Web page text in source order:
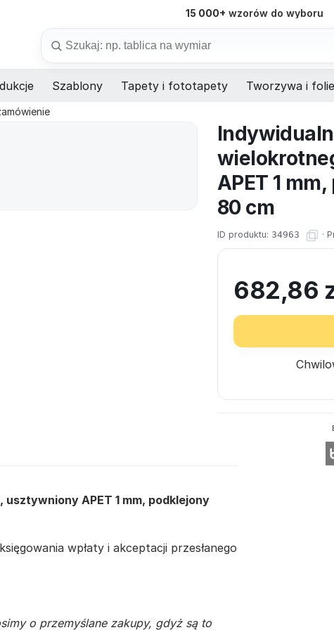
15 000+ wzorów do wyboru
98%dostaw na czas
Szablony Tapety i fototapety Tworzywa i folie
APET 1
80 cm
ID produktu: 34963 ·
682,86
APET 1 mm, podklejony
wpłaty i akceptacji przesłanego
o przemyślane zakupy, gdyż są to